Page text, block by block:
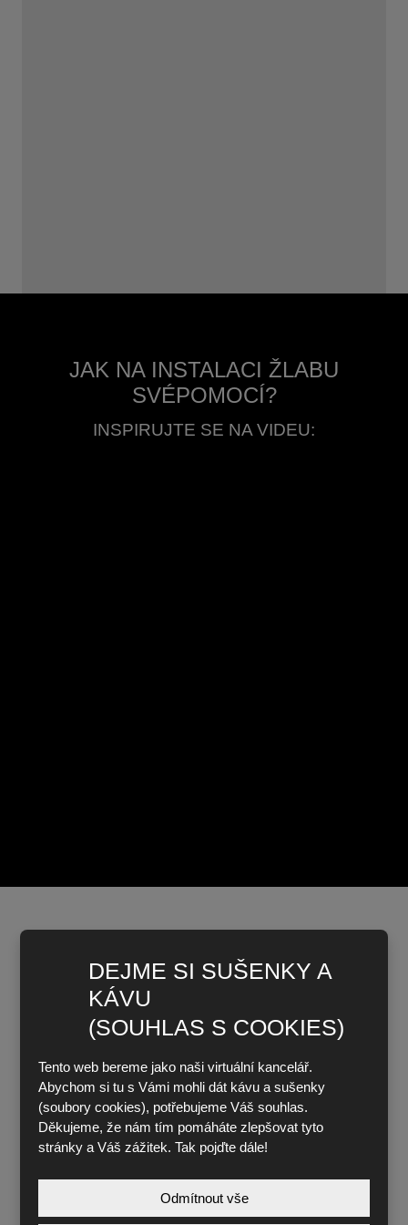
JAK NA INSTALACI ŽLABU
SVÉPOMOCÍ?
INSPIRUJTE SE NA VIDEU:
CO SE VYPLATÍ VĚDĚT, NEŽ SE
PUSTÍTE DO PRÁCE
správně
změřit
stávající
odvodňovací
žlab: krok
prodloužit
životnost
odvodňovacích
žlabů?
Údržba a
DEJME SI SUŠENKY A
KÁVU
(SOUHLAS S COOKIES)
Tento web bereme jako naši virtuální kancelář.
Abychom si tu s Vámi mohli dát kávu a sušenky
(soubory cookies), potřebujeme Váš souhlas.
Děkujeme, že nám tím pomáháte zlepšovat tyto
stránky a Váš zážitek. Tak pojďte dále!
Odmítnout vše